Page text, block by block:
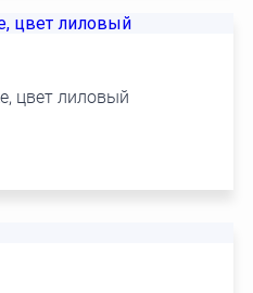
цвет лиловый